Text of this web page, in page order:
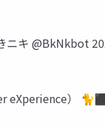
ニキ @BkNkbot
eXperience）